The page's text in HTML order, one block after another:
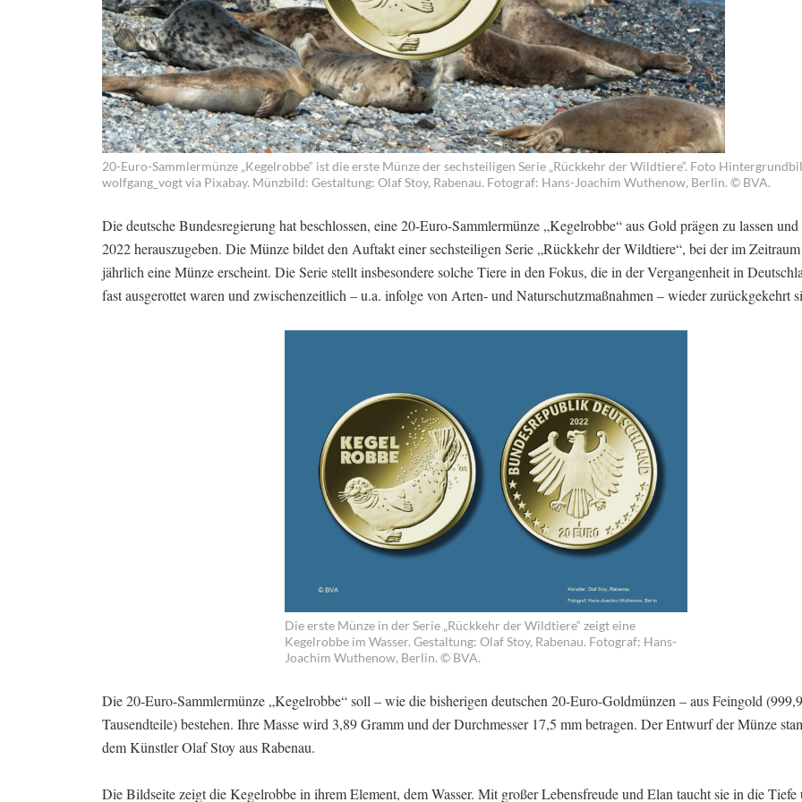
20-Euro-Sammlermünze „Kegelrobbe“ ist die erste Münze der sechsteiligen Serie „Rückkehr der Wildtiere“. Foto
wolfgang_vogt via Pixabay. Münzbild: Gestaltung: Olaf Stoy, Rabenau. Fotograf: Hans-Joachim Wuthenow, Berlin. © BVA.
Die deutsche Bundesregierung hat beschlossen, eine 20-Euro-Sammlermünze „Kegelrobbe“ aus Gold prägen zu lassen
2022 herauszugeben. Die Münze bildet den Auftakt einer sechsteiligen Serie „Rückkehr der Wildtiere“, bei der im
jährlich eine Münze erscheint. Die Serie stellt insbesondere solche Tiere in den Fokus, die in der Vergangenheit in
fast ausgerottet waren und zwischenzeitlich – u.a. infolge von Arten- und Naturschutzmaßnahmen – wieder zurückgekehrt
Die erste Münze in der Serie „Rückkehr der Wildtiere“ zeigt eine
Kegelrobbe im Wasser. Gestaltung: Olaf Stoy, Rabenau. Fotograf: Hans-
Joachim Wuthenow, Berlin. © BVA.
Die 20-Euro-Sammlermünze „Kegelrobbe“ soll – wie die bisherigen deutschen 20-Euro-Goldmünzen – aus Feingold (999,9
Tausendteile) bestehen. Ihre Masse wird 3,89 Gramm und der Durchmesser 17,5 mm betragen. Der Entwurf der Münze
dem Künstler Olaf Stoy aus Rabenau.
Die Bildseite zeigt die Kegelrobbe in ihrem Element, dem Wasser. Mit großer Lebensfreude und Elan taucht sie in die Tiefe